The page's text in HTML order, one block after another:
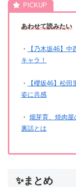
あわせて読みたい
・
【乃木坂46】
キャラ！
・
【櫻坂46】松
姿に共感
・ 畑芽育、焼肉
裏話とは
✨まとめ